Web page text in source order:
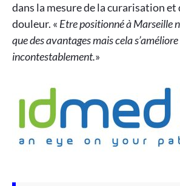
dans la mesure de la curarisation et
douleur. « Etre positionné à Marseille
que des avantages mais cela s’améliore
incontestablement.»